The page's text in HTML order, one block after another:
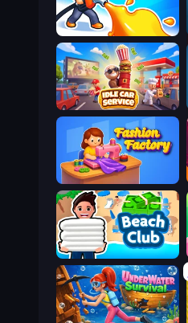
Gas Station 3D
Idle Car Service: Tycoon
Fashion Factory
Beach Club